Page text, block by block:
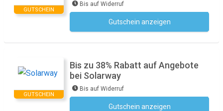
GUTSCHEIN
Bis auf Widerruf
Gutschein anzeigen
GUTSCHEIN
Bis zu 38% Rabatt auf Angebote
bei Solarway
Bis auf Widerruf
Gutschein anzeigen